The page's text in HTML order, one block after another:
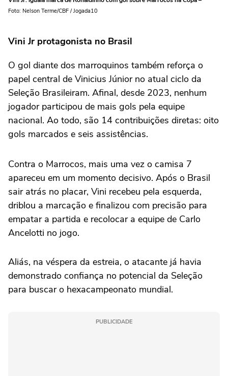
Foto: Nelson Terme/CBF / Jogada10
Vini Jr protagonista no Brasil
O gol diante dos marroquinos também reforça o
papel central de Vinicius Júnior no atual ciclo da
Seleção Brasileiram. Afinal, desde 2023, nenhum
jogador participou de mais gols pela equipe
nacional. Ao todo, são 14 contribuições diretas: oito
gols marcados e seis assistências.
Contra o Marrocos, mais uma vez o camisa 7
apareceu em um momento decisivo. Após o Brasil
sair atrás no placar, Vini recebeu pela esquerda,
driblou a marcação e finalizou com precisão para
empatar a partida e recolocar a equipe de Carlo
Ancelotti no jogo.
Aliás, na véspera da estreia, o atacante já havia
demonstrado confiança no potencial da Seleção
para buscar o hexacampeonato mundial.
PUBLICIDADE